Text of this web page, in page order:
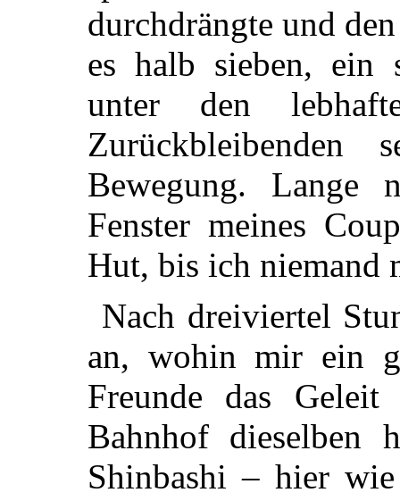
durchdrängte und
eshalb sieben, ein
unter den
Bewegung. Lange
Fenster meines
Hut, bis ich niemand
Nach dreiviertel
an, wohin mir ein
Freunde das
Bahnhof dieselben
Shinbashi – hier